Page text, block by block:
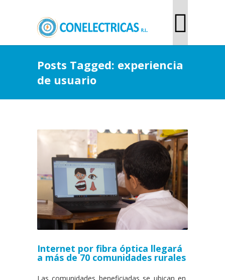
Posts Tagged: experiencia
de usuario
Internet por fibra óptica llegará
a más de 70 comunidades rurales